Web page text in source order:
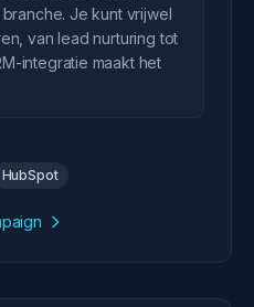
Je kunt vrijwel
van lead nurturing tot
integratie maakt het
HubSpot